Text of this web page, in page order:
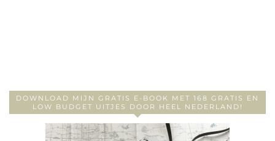
DOWNLOAD MIJN GRATIS E-BOOK MET 168 GRATIS EN
LOW BUDGET UITJES DOOR HEEL NEDERLAND!